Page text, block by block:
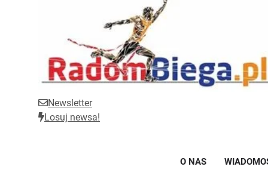
RadomBiega.pl
Radomski portal dla miłośników lekkoatletyki
Newsletter
Losuj newsa!
O NAS